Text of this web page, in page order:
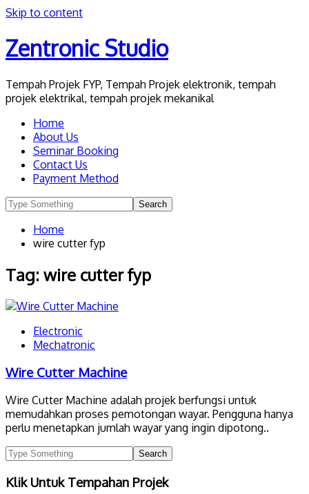
Skip to content
Zentronic Studio
Tempah Projek FYP, Tempah Projek elektronik, tempah
projek elektrikal, tempah projek mekanikal
Home
About Us
Seminar Booking
Contact Us
Payment Method
Home
wire cutter fyp
Tag: wire cutter fyp
Electronic
Mechatronic
Wire Cutter Machine
Wire Cutter Machine adalah projek berfungsi untuk
memudahkan proses pemotongan wayar. Pengguna hanya
perlu menetapkan jumlah wayar yang ingin dipotong..
Klik Untuk Tempahan Projek